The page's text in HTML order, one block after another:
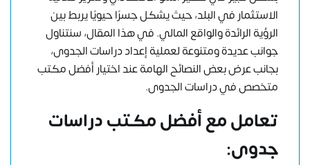
الاستثمار في البلد، حيث يشكل جسرًا حيويًا يربط بين
الرؤية الرائدة والواقع المالي. في هذا المقال، سنتناول
جوانب عديدة ومتنوعة لعملية إعداد دراسات الجدوى،
بجانب عرض بعض النصائح الهامة عند اختيار أفضل مكتب
متخصص في دراسات الجدوى.
تعامل مع أفضل مكتب دراسات
جدوى: